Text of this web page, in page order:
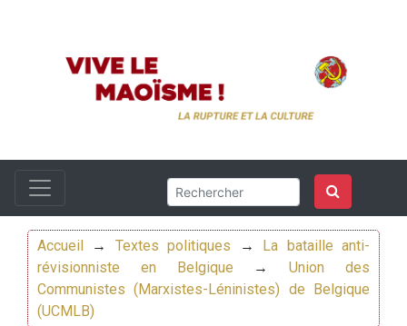
Accueil → Textes politiques →
La bataille anti-
révisionniste en Belgique →Union des
Communistes (Marxistes-Léninistes) de Belgique
(UCMLB)